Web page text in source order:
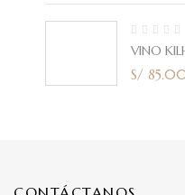
VINO
2020
S/